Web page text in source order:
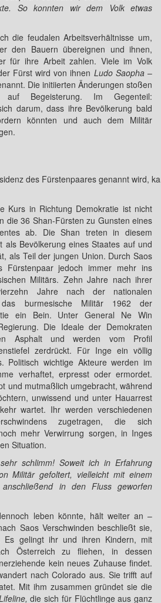
So konnten wir dem Volk etwas
die feudalen Arbeitsverhältnisse um,
den Bauern übereignen und ihnen,
für ihre Arbeit zahlen. Viele im Volk
Fürst wird von ihnen Ludo Saopha–
Die initiierten Änderungen stoßen
Begeisterung. Im Gegenteil:
darum, dass ihre Bevölkerung bald
könnten und auch dem Militär
des Fürstenpaares genannt wird,
Kurs in Richtung Demokratie ist nicht
die 36 Shan-Fürsten zu Gunsten eines
ab. Die Shan treten in diesem
als Bevölkerung eines Staates auf und
als Teil der jungen Union. Durch Saos
Fürstenpaar jedoch immer mehr ins
Militärs. Zehn Jahre nach ihrer
Jahre nach der nationalen
das burmesische Militär 1962 der
ein Bein. Unter General Ne Win
Die Ideale der Demokraten
Asphalt und werden vom Profil
zerdrückt. Für Inge ein völlig
Politisch wichtige Akteure werden im
verhaftet, erpresst oder ermordet.
und mutmaßlich umgebracht, während
unwissend und unter Hauarrest
wartet. Ihr werden verschiedenen
zugetragen, die sich
mehr Verwirrung sorgen, in Inges
Situation.
schlimm! Soweit ich in Erfahrung
Militär gefoltert, vielleicht mit einem
in den Fluss geworfen
leben könnte, hält weiter an –
Saos Verschwinden beschließt sie,
Es gelingt ihr und ihren Kindern, mit
Österreich zu fliehen, in dessen
kein neues Zuhause findet.
nach Colorado aus. Sie trifft auf
Mit ihm zusammen gründet sie die
die sich für Flüchtlinge aus ganz